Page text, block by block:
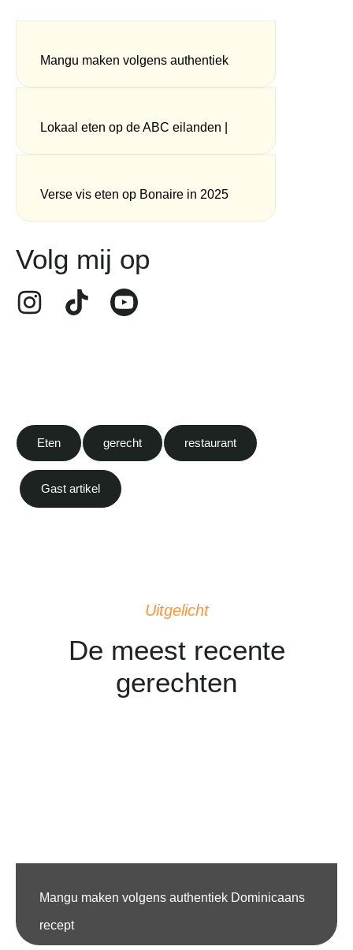
Mangu maken volgens authentiek
Lokaal eten op de ABC eilanden |
Verse vis eten op Bonaire in 2025
Volg mij op
Eten gerecht restaurant
Gast artikel
Uitgelicht
De meest recente
gerechten
Mangu maken volgens authentiek Dominicaans
recept